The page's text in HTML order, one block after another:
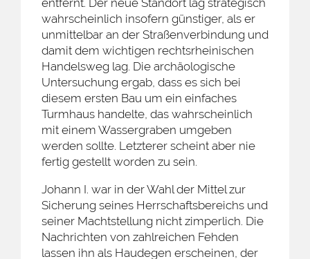
wahrscheinlich insofern günstiger, als er
unmittelbar an der Straßenverbindung und
damit dem wichtigen rechtsrheinischen
Handelsweg lag. Die archäologische
Untersuchung ergab, dass es sich bei
diesem ersten Bau um ein einfaches
Turmhaus handelte, das wahrscheinlich
mit einem Wassergraben umgeben
werden sollte. Letzterer scheint aber nie
fertig gestellt worden zu sein.
Johann I. war in der Wahl der Mittel zur
Sicherung seines Herrschaftsbereichs und
seiner Machtstellung nicht zimperlich. Die
Nachrichten von zahlreichen Fehden
lassen ihn als Haudegen erscheinen, der